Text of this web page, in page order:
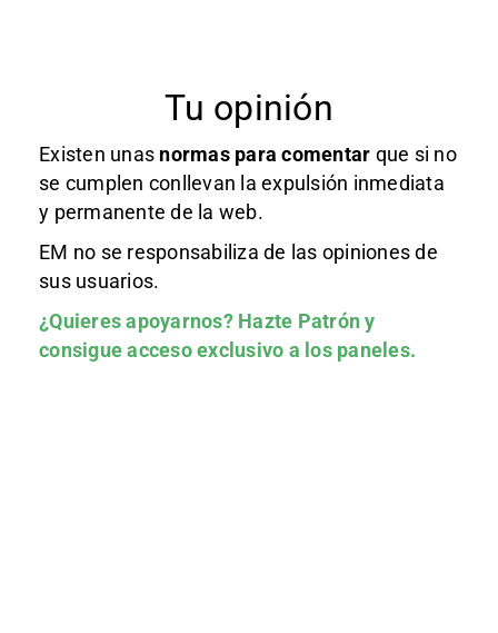
Tu opinión
Existen unas normas para comentar que si no
se cumplen conllevan la expulsión inmediata
y permanente de la web.
EM no se responsabiliza de las opiniones de
sus usuarios.
¿Quieres apoyarnos? Hazte Patróny
consigue acceso exclusivo a los paneles.